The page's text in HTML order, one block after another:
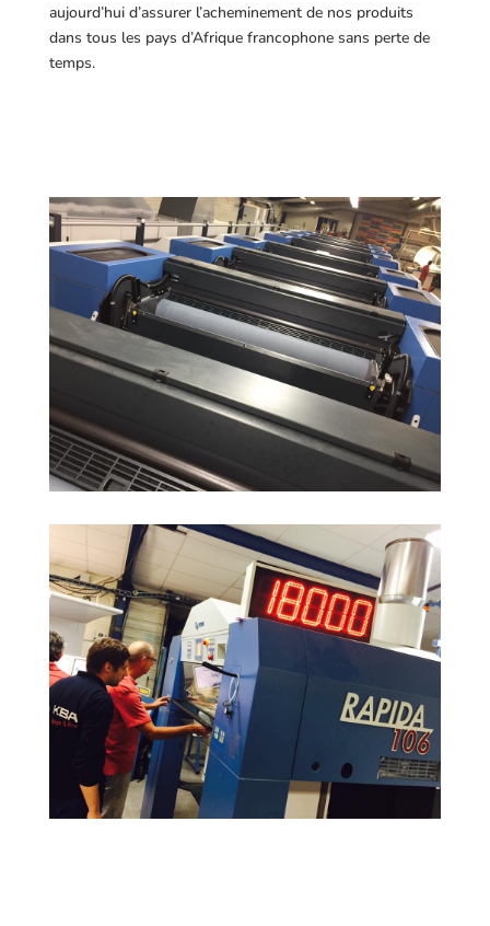
aujourd’hui d’assurer l’acheminement de nos produits
dans tous les pays d’Afrique francophone sans perte de
temps.